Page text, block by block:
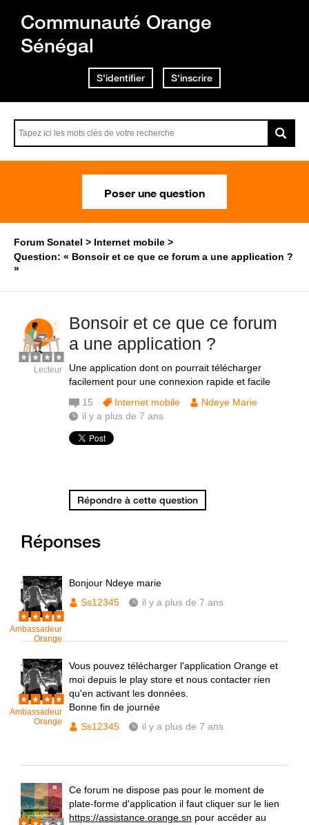
Communauté Orange
Sénégal
S'identifier S'inscrire
Poser une question
Forum Sonatel
Internet mobile
Question: « Bonsoir et ce que ce forum a une application ?
»
Bonsoir et ce que ce forum
a une application ?
Une application dont on pourrait télécharger
facilement pour une connexion rapide et facile
Lecteur
15 Internet mobile
Ndeye Marie
il y a plus de 7 ans
Répondre à cette question
Réponses
Ambassadeur
Orange
Bonjour Ndeye marie
Ss12345
il y a plus de 7 ans
Ambassadeur
Orange
Vous pouvez télécharger l'application Orange et
moi depuis le play store et nous contacter rien
qu'en activant les données.
Bonne fin de journée
Ss12345
il y a plus de 7 ans
Ce forum ne dispose pas pour le moment de
plate-forme d'application il faut cliquer sur le lien
https://assistance.orange.sn pour accéder au